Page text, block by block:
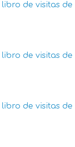
libro de visitas de
libro de visitas de
libro de visitas de